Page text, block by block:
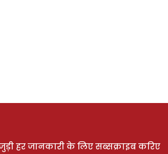
हर जानकारी के लिए सब्सक्राइब करिए